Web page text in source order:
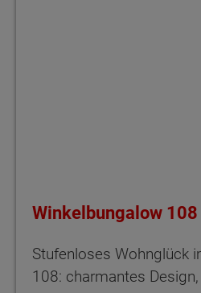
Winkelbungalow 108
Stufenloses Wohnglück
108: charmantes